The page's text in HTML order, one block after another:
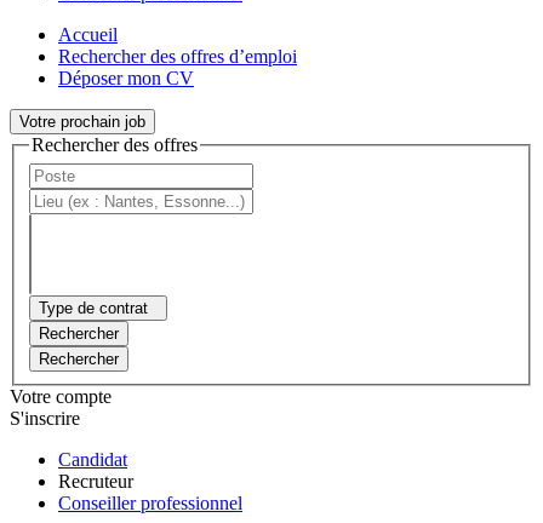
Accueil
Rechercher des offres d’emploi
Déposer mon CV
Votre prochain job
Rechercher des offres
Type de contrat
Rechercher
Rechercher
Votre compte
S'inscrire
Candidat
Recruteur
Conseiller professionnel